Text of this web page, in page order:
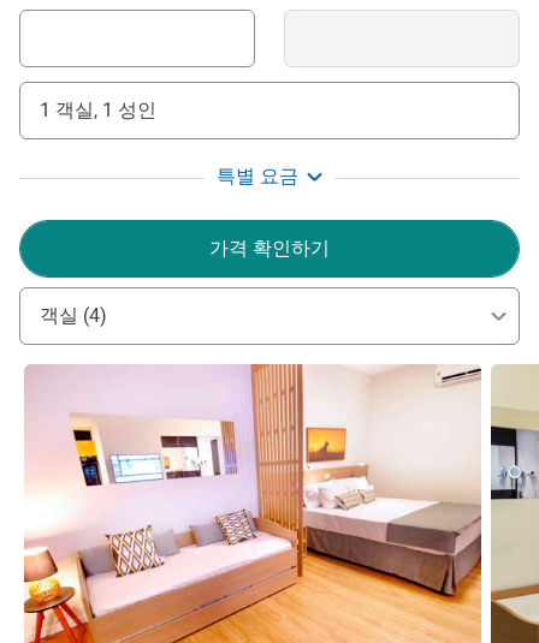
Easy access to the main ecotourism attractions, Bonito is
sites such as Gruta do Lago Azul, Rio da Prata, Nascente
Azul, and Balneário Municipal.
of the Accor Live Limitless program throughout your trip.
Mr Renan SILVA 호텔 관리
1 객실, 1 성인
특별 요금
가격 확인하기
객실 (4)
세부 정보 보기 세부